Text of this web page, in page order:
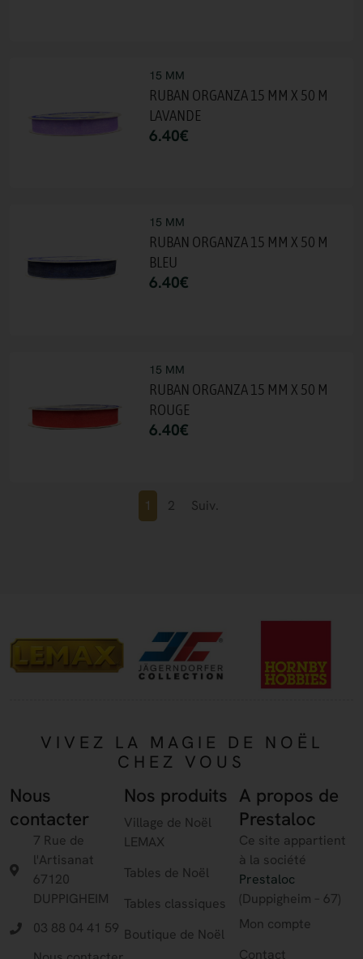
15 MM
RUBAN ORGANZA 15 MM X 50 M
LAVANDE
6.40€
15 MM
RUBAN ORGANZA 15 MM X 50 M
BLEU
6.40€
15 MM
RUBAN ORGANZA 15 MM X 50 M
ROUGE
6.40€
1 2 Suiv.
VIVEZ LA MAGIE DE NOËL
CHEZ VOUS
Nous
contacter
7 Rue de
l'Artisanat
67120
DUPPIGHEIM
03 88 04 41 59
Nos produits
Village de Noël
LEMAX
Tables de Noël
Tables classiques
Boutique de Noël
A propos de
Prestaloc
Ce site appartient
à la société
Prestaloc
(Duppigheim – 67)
Mon compte
Contact